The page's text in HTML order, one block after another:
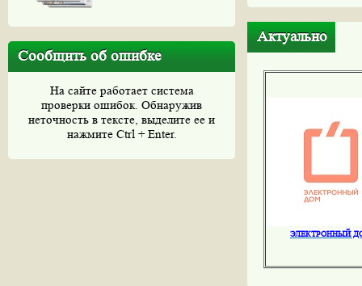
Сообщить об ошибке
На сайте работает система
проверки ошибок. Обнаружив
неточность в тексте, выделите ее и
нажмите Ctrl + Enter.
Актуально
ЭЛЕКТРОННЫЙ